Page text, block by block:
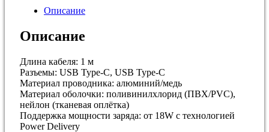
Описание
Описание
Длина кабеля: 1 м
Разъемы: USB Type-C, USB Type-C
Материал проводника: алюминий/медь
Материал оболочки: поливинилхлорид (ПВХ/PVC),
нейлон (тканевая оплётка)
Поддержка мощности заряда: от 18W с технологией
Power Delivery